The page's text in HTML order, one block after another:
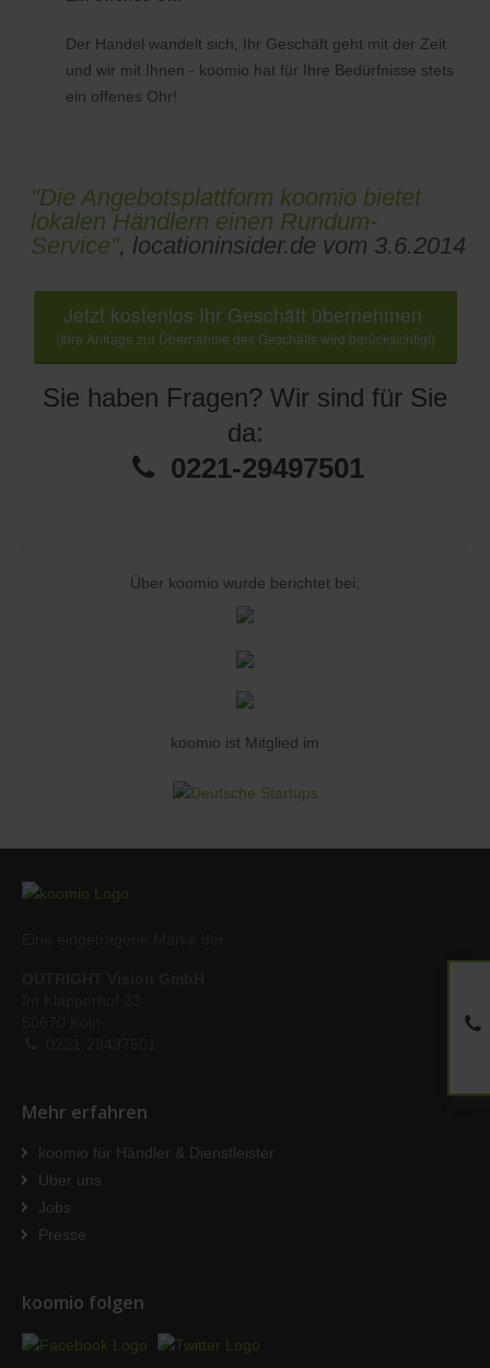
Der Handel wandelt sich, Ihr Geschäft geht mit der Zeit
und wir mit Ihnen - koomio hat für Ihre Bedürfnisse stets
ein offenes Ohr!
"Die Angebotsplattform koomio bietet
lokalen Händlern einen Rundum-
Service", locationinsider.de vom 3.6.2014
Jetzt kostenlos Ihr Geschäft übernehmen
(Ihre Anfrage zur Übernahme des Geschäfts wird berücksichtigt)
Sie haben Fragen? Wir sind für Sie
da:
0221-29497501
Über koomio wurde berichtet bei:
koomio ist Mitglied im
Mehr erfahren
koomio für Händler & Dienstleister
Über uns
Jobs
Presse
koomio folgen